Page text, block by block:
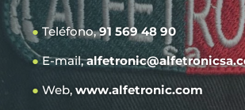
●Teléfono,91 569 48 90
●E-mail,
● Web, www.alfetronic.com